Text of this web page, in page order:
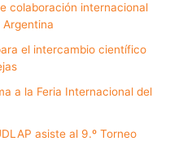
colaboración internacional
el intercambio científico
a la Feria Internacional del
asiste al 9.º Torneo